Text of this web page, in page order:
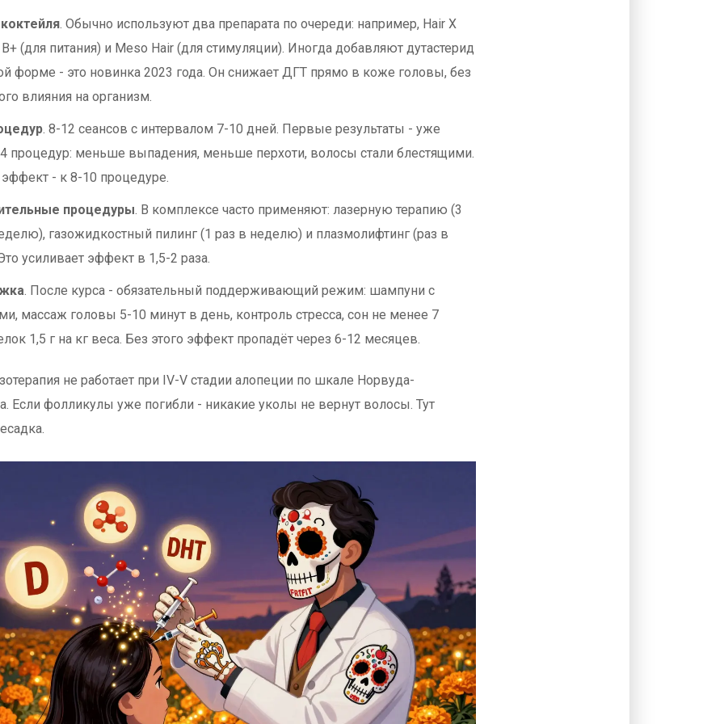
. Обычно используют два препарата по очереди: например, Hair X
(для питания) и Meso Hair (для стимуляции). Иногда добавляют дутастерид
форме - это новинка 2023 года. Он снижает ДГТ прямо в коже головы, без
влияния на организм.
. 8-12 сеансов с интервалом 7-10 дней. Первые результаты - уже
процедур: меньше выпадения, меньше перхоти, волосы стали блестящими.
- к 8-10 процедуре.
процедуры. В комплексе часто применяют: лазерную терапию (3
газожидкостный пилинг (1 раз в неделю) и плазмолифтинг (раз в
усиливает эффект в 1,5-2 раза.
. После курса - обязательный поддерживающий режим: шампуни с
массаж головы 5-10 минут в день, контроль стресса, сон не менее 7
1,5 г на кг веса. Без этого эффект пропадёт через 6-12 месяцев.
не работает при IV-V стадии алопеции по шкале Норвуда-
Если фолликулы уже погибли - никакие уколы не вернут волосы. Тут